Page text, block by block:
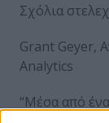
Σχόλια
Grant Geyer,
Analytics
“Μέσα από